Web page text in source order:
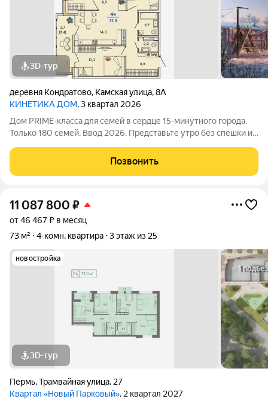
3D-тур
деревня Кондратово, Камская улица,8А
КИНЕТИКА ДОМ, 3 квартал 2026
Дом PRIME-класса для семей в сердце 15-минутного города.
Только 180 семей. Ввод 2026. Представьте утро без спешки и
минуты пешком. Секции и творческие студии прямо в вашем
доме. Озеро для
Позвонить
11 087 800 ₽
от 46 467 ₽ в месяц
73 м²
4-комн. квартира 3 этаж из 25
новостройка
3D-тур
Пермь,Трамвайная улица, 27
Квартал «Новый Парковый», 2 квартал 2027